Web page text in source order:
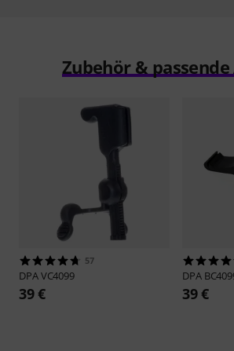
Zubehör &
57
DPAVC4099
39 €
DPA
39 €